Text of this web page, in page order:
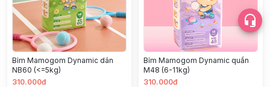
Bỉm Mamogom Dynamic dán
NB60 (<=5kg)
310.000đ
Bỉm Mamogom Dynamic quần
M48 (6-11kg)
310.000đ